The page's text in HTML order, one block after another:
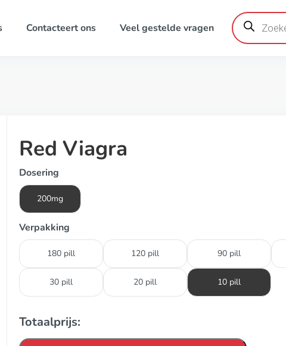
Contacteert ons Veel gestelde vragen
Producten
zoeken
Red Viagra
Dosering
200mg
Verpakking
180 pill 120 pill 90 pill
30 pill 20 pill 10 pill
Totaalprijs: